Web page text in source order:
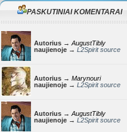
PASKUTINIAI KOMENTARAI
Autorius → AugustTibly
naujienoje → L2Spirit source
Autorius → Marynouri
naujienoje → L2Spirit source
Autorius → AugustTibly
naujienoje → L2Spirit source